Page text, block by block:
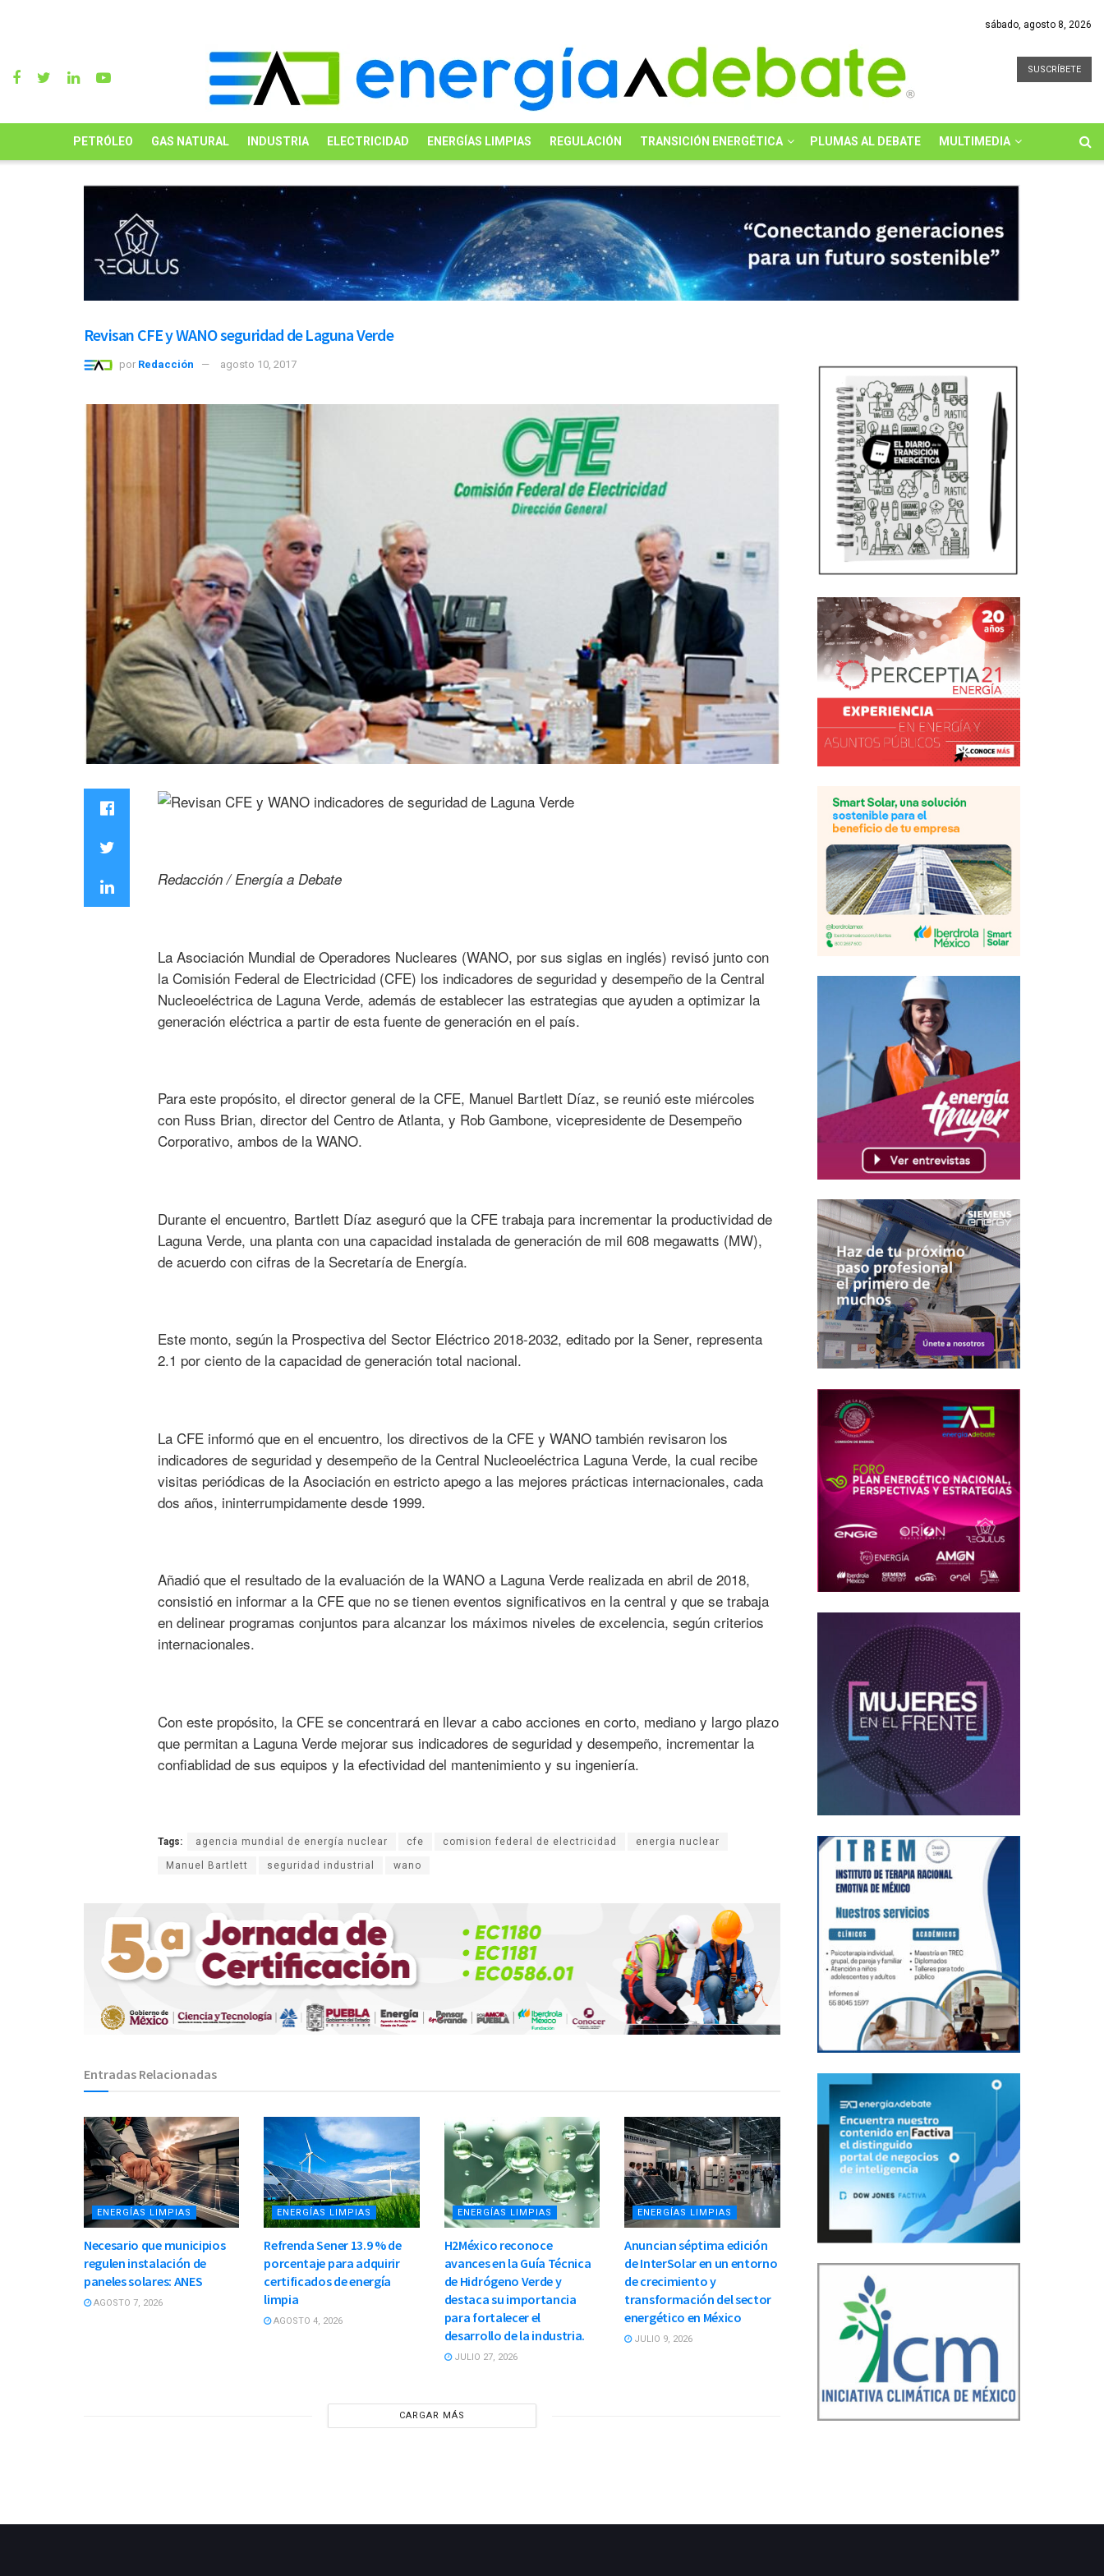
sábado, agosto 8, 2026
SUSCRÍBETE
PETRÓLEO GAS NATURAL INDUSTRIA ELECTRICIDAD ENERGÍAS LIMPIAS REGULACIÓN TRANSICIÓN ENERGÉTICA PLUMAS AL DEBATE MULTIMEDIA
Revisan CFE y WANO seguridad de Laguna Verde
por Redacción agosto 10, 2017
Redacción / Energía a Debate
La Asociación Mundial de Operadores Nucleares (WANO, por sus siglas en inglés) revisó junto con
la Comisión Federal de Electricidad (CFE) los indicadores de seguridad y desempeño de la Central
Nucleoeléctrica de Laguna Verde, además de establecer las estrategias que ayuden a optimizar la
generación eléctrica a partir de esta fuente de generación en el país.
Para este propósito, el director general de la CFE, Manuel Bartlett Díaz, se reunió este miércoles
con Russ Brian, director del Centro de Atlanta, y Rob Gambone, vicepresidente de Desempeño
Corporativo, ambos de la WANO.
Durante el encuentro, Bartlett Díaz aseguró que la CFE trabaja para incrementar la productividad de
Laguna Verde, una planta con una capacidad instalada de generación de mil 608 megawatts (MW),
de acuerdo con cifras de la Secretaría de Energía.
Este monto, según la Prospectiva del Sector Eléctrico 2018-2032, editado por la Sener, representa
2.1 por ciento de la capacidad de generación total nacional.
La CFE informó que en el encuentro, los directivos de la CFE y WANO también revisaron los
indicadores de seguridad y desempeño de la Central Nucleoeléctrica Laguna Verde, la cual recibe
visitas periódicas de la Asociación en estricto apego a las mejores prácticas internacionales, cada
dos años, ininterrumpidamente desde 1999.
Añadió que el resultado de la evaluación de la WANO a Laguna Verde realizada en abril de 2018,
consistió en informar a la CFE que no se tienen eventos significativos en la central y que se trabaja
en delinear programas conjuntos para alcanzar los máximos niveles de excelencia, según criterios
internacionales.
Con este propósito, la CFE se concentrará en llevar a cabo acciones en corto, mediano y largo plazo
que permitan a Laguna Verde mejorar sus indicadores de seguridad y desempeño, incrementar la
confiablidad de sus equipos y la efectividad del mantenimiento y su ingeniería.
Tags: agencia mundial de energía nuclear cfe comision federal de electricidad energia nuclear
Manuel Bartlett seguridad industrial wano
Entradas Relacionadas
ENERGÍAS LIMPIAS
Necesario que municipios
regulen instalación de
paneles solares: ANES
AGOSTO 7, 2026
ENERGÍAS LIMPIAS
Refrenda Sener 13.9 % de
porcentaje para adquirir
certificados de energía
limpia
AGOSTO 4, 2026
ENERGÍAS LIMPIAS
H2México reconoce
avances en la Guía Técnica
de Hidrógeno Verde y
destaca su importancia
para fortalecer el
desarrollo de la industria.
JULIO 27, 2026
ENERGÍAS LIMPIAS
Anuncian séptima edición
de InterSolar en un entorno
de crecimiento y
transformación del sector
energético en México
JULIO 9, 2026
CARGAR MÁS